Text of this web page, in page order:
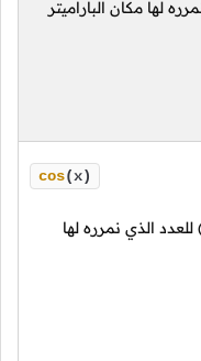
لها مكان الباراميتر
cos(x)
للعدد الذي نمرره لها